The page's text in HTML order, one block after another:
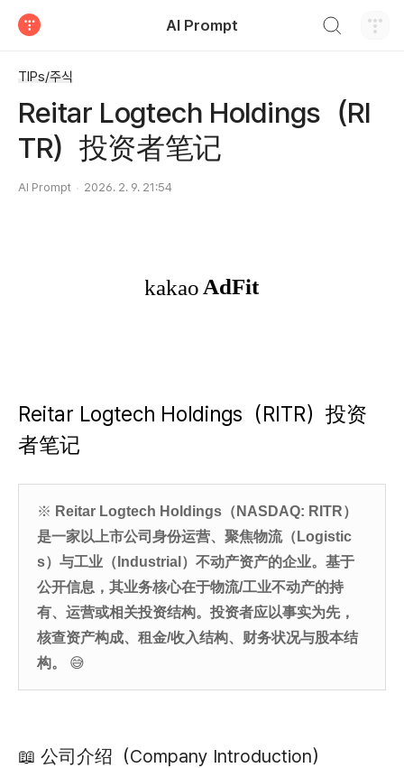
AI Prompt
TIPs/주식
Reitar Logtech Holdings（RI
TR）投资者笔记
AI Prompt 2026. 2. 9. 21:54
Reitar Logtech Holdings （RITR）投资
者笔记
※ Reitar Logtech Holdings（NASDAQ: RITR）
是一家以上市公司身份运营、聚焦物流（Logistic
s）与工业（Industrial）不动产资产的企业。基于
公开信息，其业务核心在于物流/工业不动产的持
有、运营或相关投资结构。投资者应以事实为先，
核查资产构成、租金/收入结构、财务状况与股本结
构。 😅
📖 公司介绍（Company Introduction）